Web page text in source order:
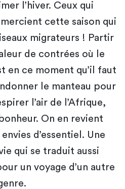
l’hiver. Ceux qui
cette saison qui
migrateurs ! Partir
de contrées où le
en ce moment qu’il faut
le manteau pour
l’air de l’Afrique,
On en revient
d’essentiel. Une
qui se traduit aussi
un voyage d’un autre